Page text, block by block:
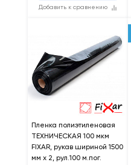
Добавить к сравнению
Пленка полиэтиленовая
ТЕХНИЧЕСКАЯ 100 мкм
FIXAR, рукав шириной 1500
мм х 2, рул.100 м.пог.